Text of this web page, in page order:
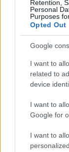
Retention,
Personal
Purposes
Opted Out
Google
I want to
related to
device
I want to
Google for
I want to
A Carach
vonulatnak,
Ma este
Bratben
•2015.
Újból lecsap
lengenek a
22.30-tól.